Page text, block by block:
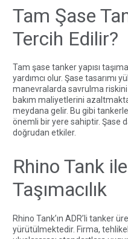
Tam Şase
Tercih Edilir?
Tam şase tanker yapısı
yardımcı olur. Şase tasarımı
manevralarda savrulma
bakım maliyetlerini
meydana gelir. Bu gibi
önemli bir yere sahiptir. Şase
doğrudan etkiler.
Rhino Tank
Taşımacılık
Rhino Tank’ın ADR’li tanker
yürütülmektedir. Firma,